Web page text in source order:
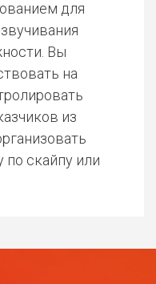
для
Вы
на
из
скайпу или